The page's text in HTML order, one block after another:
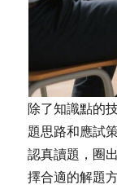
除了知識點的
題思路和應試
認真讀題，圈
擇合適的解題